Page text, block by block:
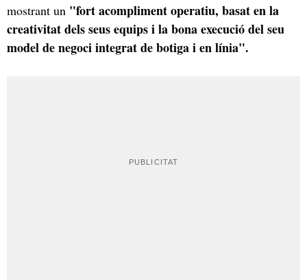
mostrant un "fort acompliment operatiu, basat en la
creativitat dels seus equips i la bona execució del seu
model de negoci integrat de botiga i en línia".